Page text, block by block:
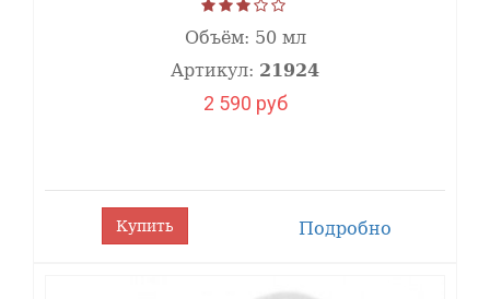
Объём: 50 мл
Артикул: 21924
2 590 руб
Купить Подробно